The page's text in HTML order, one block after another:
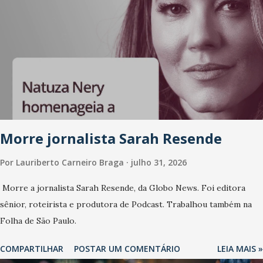
Morre jornalista Sarah Resende
Por Lauriberto Carneiro Braga julho 31, 2026
Morre a jornalista Sarah Resende, da Globo News. Foi editora
sênior, roteirista e produtora de Podcast. Trabalhou também na
Folha de São Paulo.
COMPARTILHAR POSTAR UM COMENTÁRIO LEIA MAIS »